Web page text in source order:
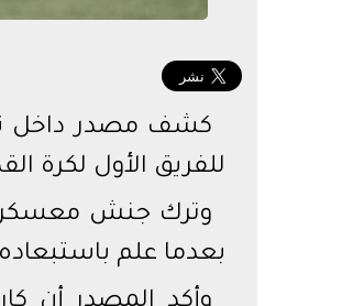
كشف مصدر داخل
للفريق الأول لكرة
وترك جنش معسكر
بعدما علم